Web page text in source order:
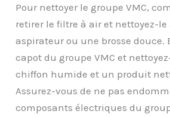
Pour nettoyer le groupe VMC,
retirer le filtre à air et nettoyez-le
aspirateur ou une brosse douce.
capot du groupe VMC et
chiffon humide et un produit
Assurez-vous de ne pas
composants électriques du